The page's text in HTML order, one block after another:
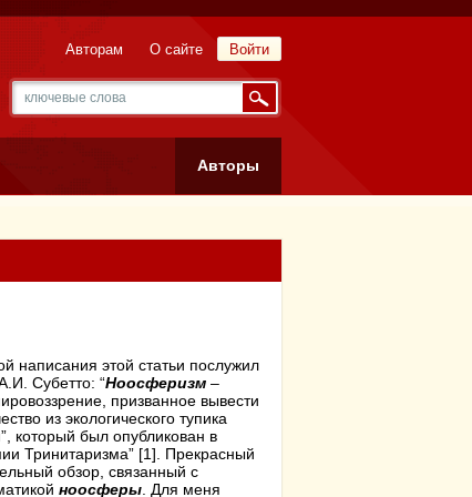
Войти
Авторам О сайте
Авторы
написания этой статьи послужил
Субетто: “Ноосферизм –
призванное вывести
из экологического тупика
который был опубликован в
Тринитаризма” [1]. Прекрасный
обзор, связанный с
ноосферы . Для меня